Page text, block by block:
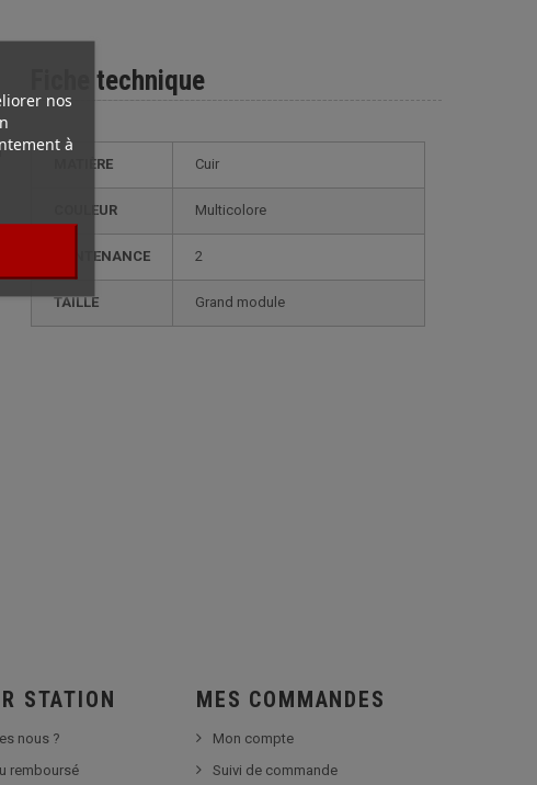
nos
à
Fiche technique
MATIÈRE Cuir
COULEUR Multicolore
CONTENANCE 2
TAILLE grand module
STATION
nous ?
remboursé
MES COMMANDES
Mon compte
Suivi de commande